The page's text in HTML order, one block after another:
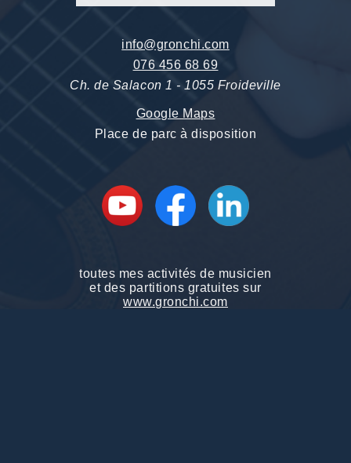
info@gronchi.com
076 456 68 69
Ch. de Salacon 1 - 1055 Froideville
Google Maps
Place de parc à disposition
toutes mes activités de musicien
et des partitions gratuites sur
www.gronchi.com